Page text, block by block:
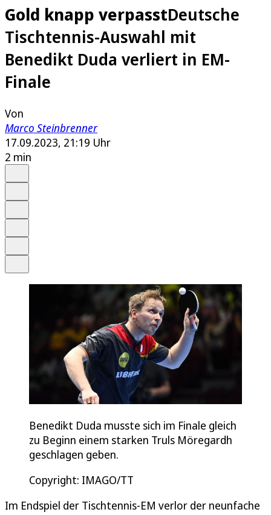
Gold knapp verpasstDeutsche
Tischtennis-Auswahl mit
Benedikt Duda verliert in EM-
Finale
Von
Marco Steinbrenner
17.09.2023, 21:19 Uhr
2 min
Benedikt Duda musste sich im Finale gleich
zu Beginn einem starken Truls Möregardh
geschlagen geben.
Copyright: IMAGO/TT
Im Endspiel der Tischtennis-EM verlor der neunfache